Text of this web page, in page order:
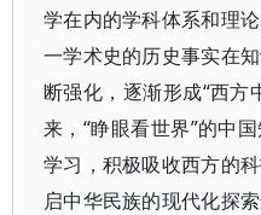
学在内的学科体系和理
一学术史的历史事实在
断强化，逐渐形成“西方
来，“睁眼看世界”的中
学习，积极吸收西方的
启中华民族的现代化探